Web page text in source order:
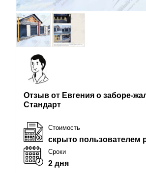
Отзыв от Евгения о заборе-
Стандарт
Стоимость
скрыто пользователем
Сроки
2 дня